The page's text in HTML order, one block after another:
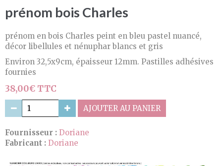
prénom bois Charles
prénom en bois Charles peint en bleu pastel nuancé,
décor libellules et nénuphar blancs et gris
Environ 32,5x9cm, épaisseur 12mm. Pastilles adhésives
fournies
38,00€ TTC
AJOUTER AU PANIER
Fournisseur : Doriane
Fabricant : Doriane